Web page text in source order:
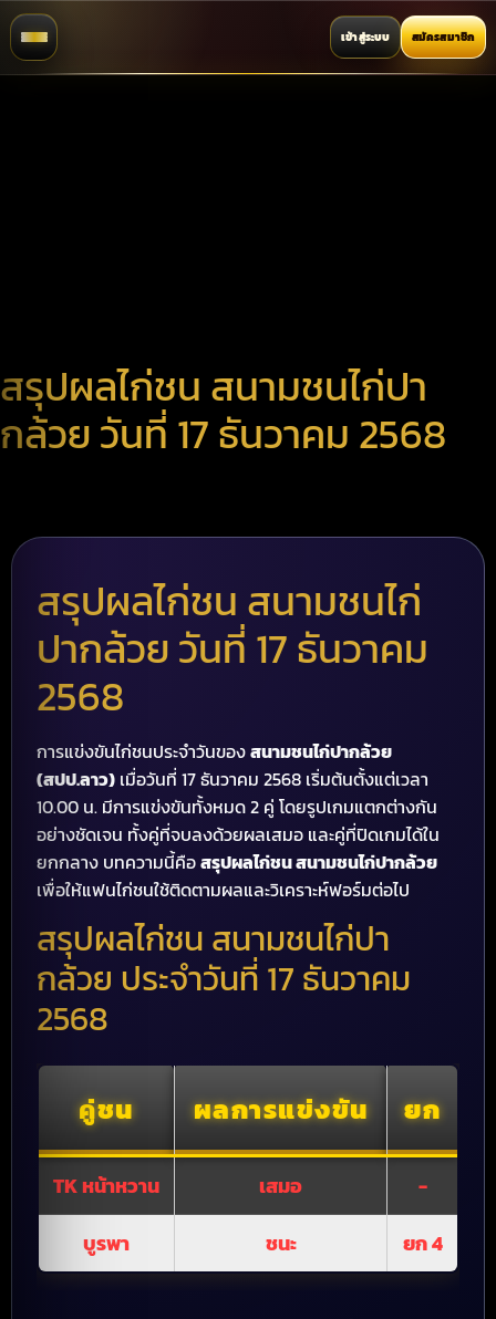
เข้าสู่ระบบ สมัครสมาชิก
สรุปผลไก่ชน สนามชนไก่ปา
กล้วย วันที่ 17 ธันวาคม 2568
สรุปผลไก่ชน สนามชนไก่
ปากล้วย วันที่ 17 ธันวาคม
2568
การแข่งขันไก่ชนประจำวันของสนามชนไก่ปากล้วย
(สปป.ลาว) เมื่อวันที่ 17 ธันวาคม 2568 เริ่มต้นตั้งแต่เวลา
10.00 น. มีการแข่งขันทั้งหมด 2 คู่ โดยรูปเกมแตกต่างกัน
อย่างชัดเจน ทั้งคู่ที่จบลงด้วยผลเสมอ และคู่ที่ปิดเกมได้ใน
ยกกลาง บทความนี้คือสรุปผลไก่ชน สนามชนไก่ปากล้วย
เพื่อให้แฟนไก่ชนใช้ติดตามผลและวิเคราะห์ฟอร์มต่อไป
สรุปผลไก่ชน สนามชนไก่ปา
กล้วย ประจำวันที่ 17 ธันวาคม
2568
คู่ชน ผลการแข่งขัน ยก
TK หน้าหวาน เสมอ
-
บูรพา
ชนะ ยก 4